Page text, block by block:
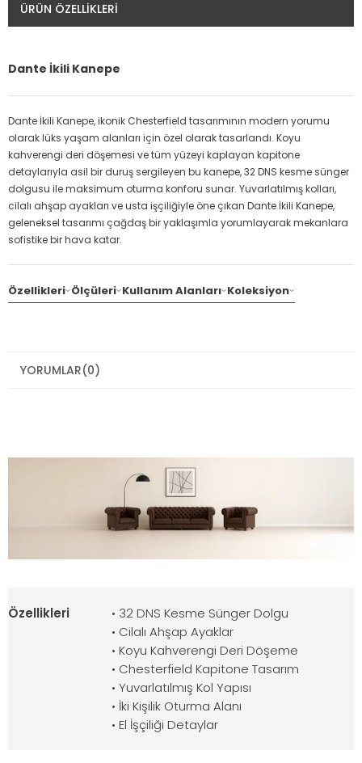
ÜRÜN ÖZELLIKLERI
Dante İkili Kanepe
Dante İkili Kanepe, ikonik Chesterfield tasarımının modern yorumu
olarak lüks yaşam alanları için özel olarak tasarlandı. Koyu
kahverengi deri döşemesi ve tüm yüzeyi kaplayan kapitone
detaylarıyla asil bir duruş sergileyen bu kanepe, 32 DNS kesme sünger
dolgusu ile maksimum oturma konforu sunar. Yuvarlatılmış kolları,
cilalı ahşap ayakları ve usta işçiliğiyle öne çıkan Dante İkili Kanepe,
geleneksel tasarımı çağdaş bir yaklaşımla yorumlayarak mekanlara
sofistike bir hava katar.
Özellikleri Ölçüleri Kullanım Alanları Koleksiyon
YORUMLAR(0)
Özellikleri
• 32 DNS Kesme Sünger Dolgu
• Cilalı Ahşap Ayaklar
• Koyu Kahverengi Deri Döşeme
• Chesterfield Kapitone Tasarım
• Yuvarlatılmış Kol Yapısı
• İki Kişilik Oturma Alanı
• El İşçiliği Detaylar